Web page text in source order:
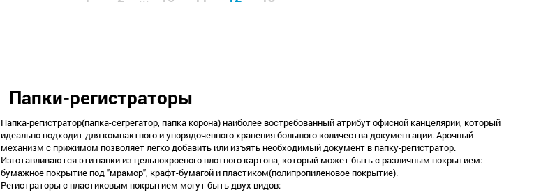
Папки-регистраторы
Папка-регистратор(папка-сегрегатор, папка корона) наиболее востребованный атрибут офисной канцелярии, который
идеально подходит для компактного и упорядоченного хранения большого количества документации. Арочный
механизм с прижимом позволяет легко добавить или изъять необходимый документ в папку-регистратор.
Изготавливаются эти папки из цельнокроеного плотного картона, который может быть с различным покрытием:
бумажное покрытие под "мрамор", крафт-бумагой и пластиком(полипропиленовое покрытие).
Регистраторы с пластиковым покрытием могут быть двух видов: